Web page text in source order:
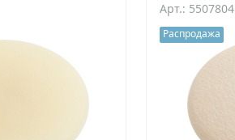
Арт.: 5507804
Распродажа